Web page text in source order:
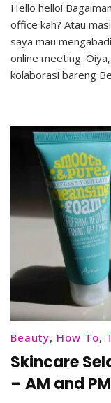
Hello hello!
office kah? Atau
saya mau
online meeting.
kolaborasi bareng
Beauty, How To,
Skincare
– AM and